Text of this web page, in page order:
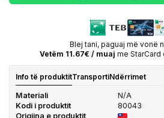
Blej tani, paguaj më vonë
Vetëm 11.67€ / muaj me StarCard
Info të produktitTransportiNdërrimet
Materiali
N/A
Kodi i produktit
80043
Origjina e produktit